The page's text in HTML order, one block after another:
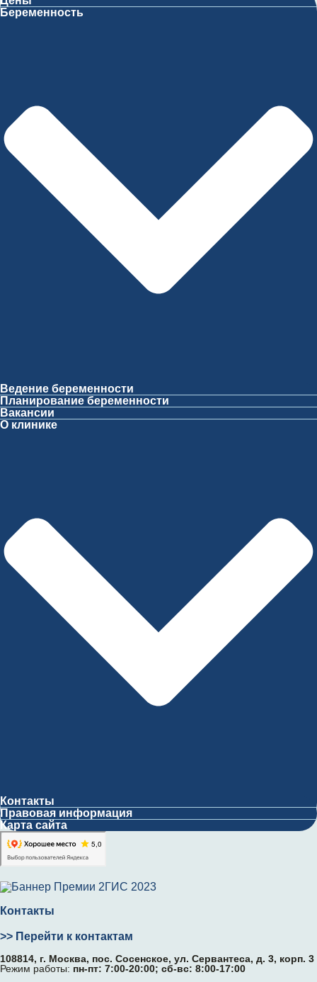
Беременность
Ведение беременности
Планирование беременности
Вакансии
О клинике
Контакты
Правовая информация
Карта сайта
Контакты
>> Перейти к контактам
108814, г. Москва, поc. Сосенское, ул. Сервантеса, д. 3, корп. 3
Режим работы: пн-пт: 7:00-20:00; сб-вс: 8:00-17:00